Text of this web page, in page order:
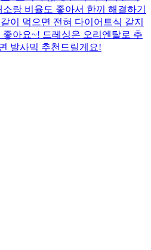
랑 비율도 좋아서 한끼 해결하기
이 먹으면 전혀 다이어트식 같지
아요~! 드레싱은 오리엔탈로 추
발사믹 추천드릴게요!